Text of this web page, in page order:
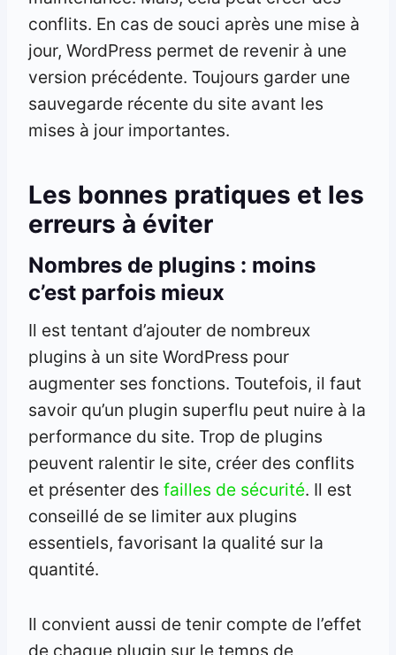
conflits. En cas de souci après une mise à
jour, WordPress permet de revenir à une
version précédente. Toujours garder une
sauvegarde récente du site avant les
mises à jour importantes.
Les bonnes pratiques et les
erreurs à éviter
Nombres de plugins : moins
c’est parfois mieux
Il est tentant d’ajouter de nombreux
plugins à un site WordPress pour
augmenter ses fonctions. Toutefois, il faut
savoir qu’un plugin superflu peut nuire à la
performance du site. Trop de plugins
peuvent ralentir le site, créer des conflits
et présenter des failles de sécurité. Il est
conseillé de se limiter aux plugins
essentiels, favorisant la qualité sur la
quantité.
Il convient aussi de tenir compte de l’effet
de chaque plugin sur le temps de